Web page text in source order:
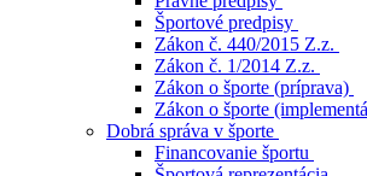
Športové predpisy
Zákon č. 440/2015 Z.z.
Zákon č. 1/2014 Z.z.
Zákon o športe (príprava)
Zákon o športe
Dobrá správa v športe
Financovanie športu